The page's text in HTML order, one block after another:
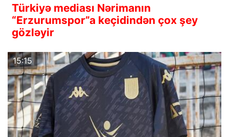
Türkiyə mediası Nərimanın
“Erzurumspor”a keçidindən çox şey
gözləyir
15:15